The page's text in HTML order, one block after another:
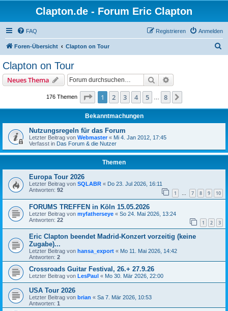
Clapton.de - Forum Eric Clapton
FAQ Anmelden
Registrieren
Foren-Übersicht Clapton on Tour
Clapton on Tour
Neues Thema Suche
176 Themen Seite 1von
1 2 3 4 5 8
Bekanntmachungen
Nutzungsregeln für das Forum
Letzter Beitrag von Webmaster« Mi 4. Jan 2012, 17:45
Verfasst in Das Forum & die Nutzer
Themen
Europa Tour 2026
Letzter Beitrag von SQLABR « Do 23. Jul 2026, 16:11
Antworten: 92 1 … 7 8 9 10
FORUMS TREFFEN in Köln 15.05.2026
Letzter Beitrag von myfatherseye « So 24. Mai 2026, 13:24
Antworten: 22 1 2 3
Eric Clapton beendet Madrid-Konzert vorzeitig (keine
Zugabe)...
Letzter Beitrag von hansa_export « Mo 11. Mai 2026, 14:42
Antworten: 2
Crossroads Guitar Festival, 26.+ 27.9.26
Letzter Beitrag von LesPaul « Mo 30. Mär 2026, 22:00
USA Tour 2026
Letzter Beitrag von brian « Sa 7. Mär 2026, 10:53
Antworten: 1